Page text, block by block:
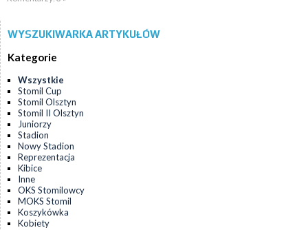
WYSZUKIWARKA ARTYKUŁÓW
Kategorie
Wszystkie
Stomil Cup
Stomil Olsztyn
Stomil II Olsztyn
Juniorzy
Stadion
Nowy Stadion
Reprezentacja
Kibice
Inne
OKS Stomilowcy
MOKS Stomil
Koszykówka
Kobiety